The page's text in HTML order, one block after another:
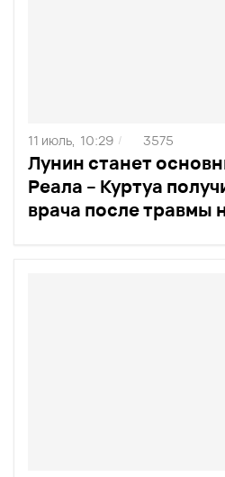
Лунин станет
Реала – Куртуа
врача после
11 июль, 10:29 / 3575